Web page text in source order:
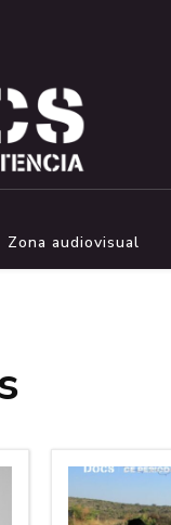
Zona audiovisual